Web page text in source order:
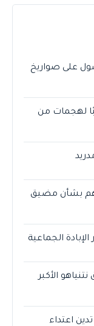
على صواريخ
لهجمات من
بشأن مضيق
الجماعية
الأكبر
اعتداء